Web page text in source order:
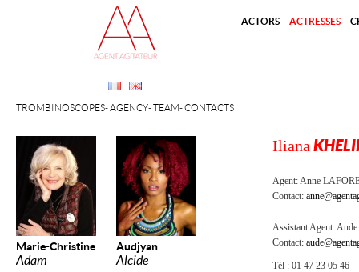
Marie-Christine
Adam
Audjyan
Alcide
TROMBINOSCOPES AGENCY TEAM CONTACTS
ACTORS ACTRESSES
Iliana
Agent:Anne
Contact:
Assistant Agent:Aude
Contact:
Tél : 01 47 23 05 46